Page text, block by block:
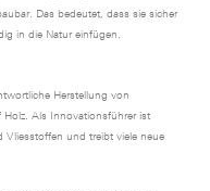
Das bedeutet, dass sie sicher
in die Natur einfügen.
Herstellung von
Holz. Als Innovationsführer ist
Vliesstoffen und treibt viele neue